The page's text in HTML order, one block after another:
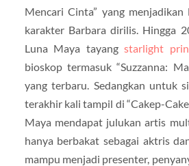
Mencari Cinta” yang menjadikan
karakter Barbara dirilis. Hingga
Luna Maya tayangstarlight
bioskop termasuk “Suzzanna:
yang terbaru. Sedangkan untuk
terakhir kali tampil di “Cakep-
Maya mendapat julukan artis
hanya berbakat sebagai aktris
mampu menjadi presenter,